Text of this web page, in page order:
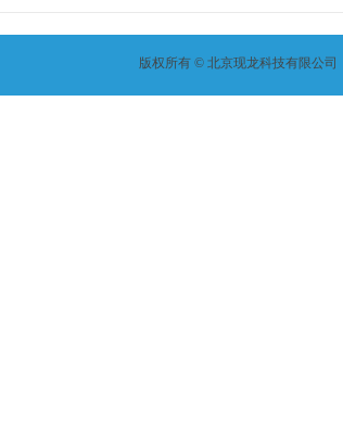
版权所有 © 北京现龙科技有限公司